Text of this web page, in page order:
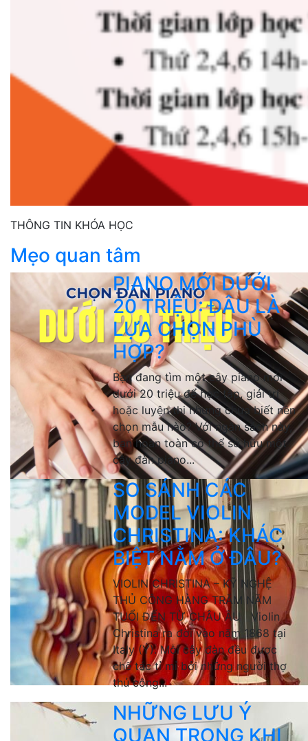
THÔNG TIN KHÓA HỌC
Mẹo quan tâm
PIANO MỚI DƯỚI
20 TRIỆU: ĐÂU LÀ
LỰA CHỌN PHÙ
HỢP?
Bạn đang tìm một cây piano mới
dưới 20 triệu để học tập, giải trí
hoặc luyện thi nhưng chưa biết nên
chọn mẫu nào? Với ngân sách này,
bạn hoàn toàn có thể sở hữu một
cây đàn piano...
SO SÁNH CÁC
MODEL VIOLIN
CHRISTINA: KHÁC
BIỆT NẰM Ở ĐÂU?
VIOLIN CHRISTINA – KỸ NGHỆ
THỦ CÔNG HÀNG TRĂM NĂM
TUỔI ĐẾN TỪ CHÂU ÂU Violin
Christina ra đời vào năm 1868 tại
Italy (Ý). Mỗi cây đàn đều được
chế tác tỉ mỉ bởi những người thợ
thủ công...
NHỮNG LƯU Ý
QUAN TRỌNG KHI